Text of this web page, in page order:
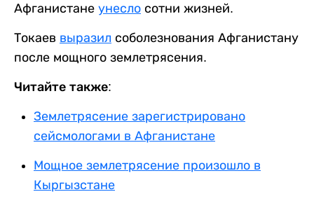
Афганистане унесло сотни жизней.
Токаев выразил соболезнования Афганистану
после мощного землетрясения.
Читайте также:
Землетрясение зарегистрировано
сейсмологами в Афганистане
Мощное землетрясение произошло в
Кыргызстане